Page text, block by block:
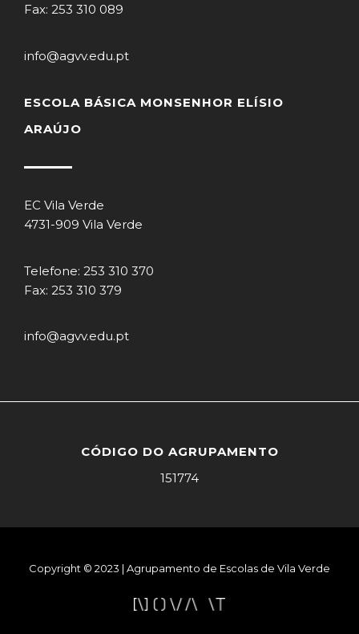
Fax: 253 310 089
info@agvv.edu.pt
ESCOLA BÁSICA MONSENHOR ELÍSIO
ARAÚJO
EC Vila Verde
4731-909 Vila Verde
Telefone: 253 310 370
Fax: 253 310 379
info@agvv.edu.pt
CÓDIGO DO AGRUPAMENTO
151774
Copyright © 2023 | Agrupamento de Escolas de Vila Verde